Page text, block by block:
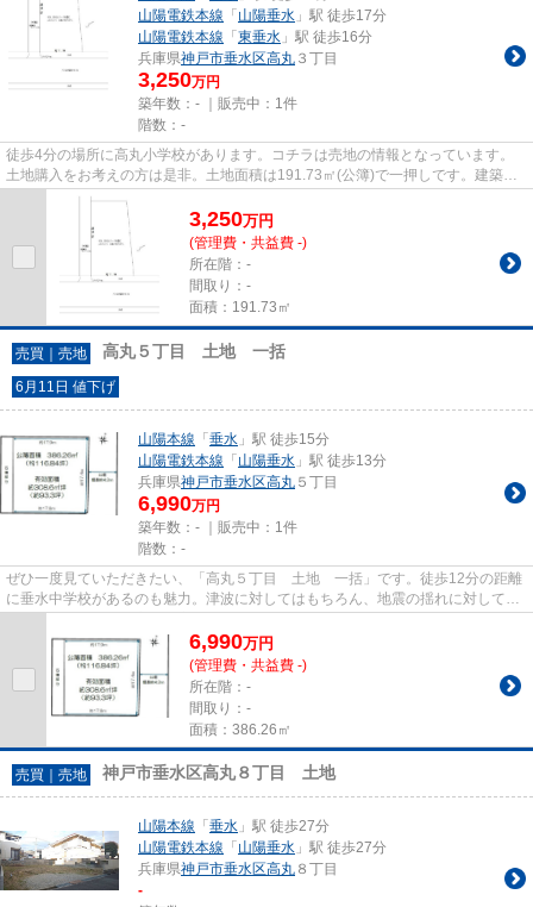
山陽電鉄本線 「 山陽垂水 」駅 徒歩17分
山陽電鉄本線 「 東垂水 」駅 徒歩16分
兵庫県神戸市垂水区高丸 ３丁目
3,250万円
築年数：- ｜販売中： 1件
階数：-
徒歩4分の場所に高丸小学校があります。コチラは売地の情報となっています。
土地購入をお考えの方は是非。土地面積は191.73㎡(公簿)で一押しです。建築条
件なしなので、建築についてじ...
3,250万円
(管理費・共益費 -)
所在階：-
間取り：-
面積：191.73㎡
売買｜売地 高丸５丁目 土地 一括
6月11日 値下げ
山陽本線 「 垂水 」駅 徒歩15分
山陽電鉄本線 「 山陽垂水 」駅 徒歩13分
兵庫県神戸市垂水区高丸 ５丁目
6,990万円
築年数：- ｜販売中： 1件
階数：-
ぜひ一度見ていただきたい、「高丸５丁目 土地 一括」です。徒歩12分の距離
に垂水中学校があるのも魅力。津波に対してはもちろん、地震の揺れに対しても
6,990万円
(管理費・共益費 -)
所在階：-
間取り：-
面積：386.26㎡
売買｜売地 神戸市垂水区高丸８丁目 土地
山陽本線 「 垂水 」駅 徒歩27分
山陽電鉄本線 「 山陽垂水 」駅 徒歩27分
兵庫県神戸市垂水区高丸 ８丁目
-